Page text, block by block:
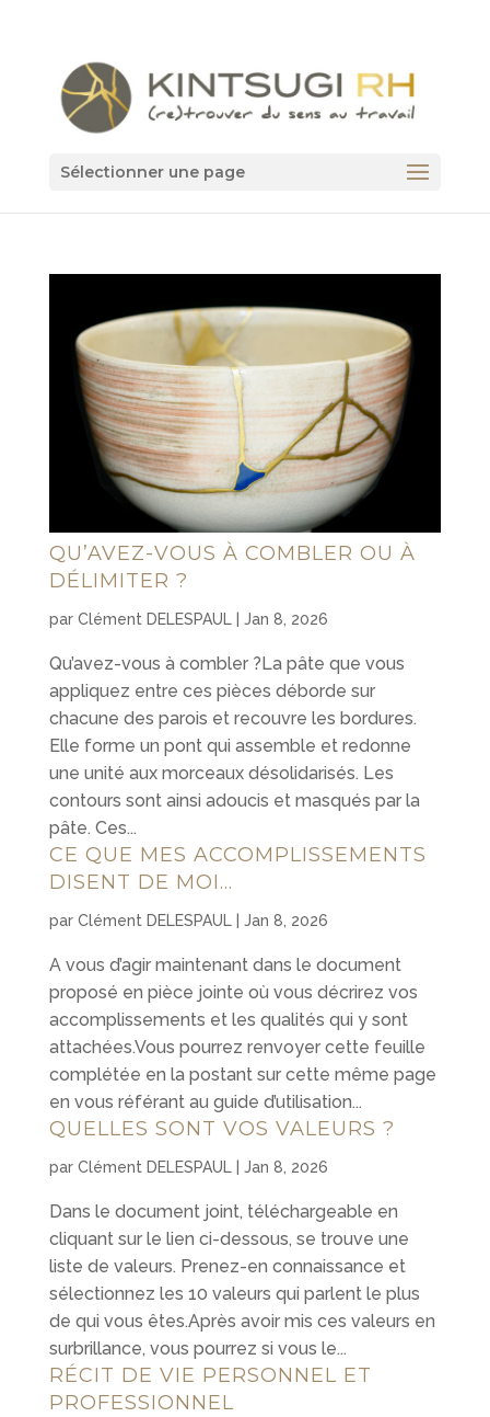
Sélectionner une page
QU’AVEZ-VOUS À COMBLER OU À
DÉLIMITER ?
par Clément DELESPAUL| Jan 8, 2026
Qu’avez-vous à combler ?La pâte que vous
appliquez entre ces pièces déborde sur
chacune des parois et recouvre les bordures.
Elle forme un pont qui assemble et redonne
une unité aux morceaux désolidarisés. Les
contours sont ainsi adoucis et masqués par la
pâte. Ces...
CE QUE MES ACCOMPLISSEMENTS
DISENT DE MOI…
par Clément DELESPAUL| Jan 8, 2026
A vous d’agir maintenant dans le document
proposé en pièce jointe où vous décrirez vos
accomplissements et les qualités qui y sont
attachées.Vous pourrez renvoyer cette feuille
complétée en la postant sur cette même page
en vous référant au guide d’utilisation...
QUELLES SONT VOS VALEURS ?
par Clément DELESPAUL| Jan 8, 2026
Dans le document joint, téléchargeable en
cliquant sur le lien ci-dessous, se trouve une
liste de valeurs. Prenez-en connaissance et
sélectionnez les 10 valeurs qui parlent le plus
de qui vous êtes.Après avoir mis ces valeurs en
surbrillance, vous pourrez si vous le...
RÉCIT DE VIE PERSONNEL ET
PROFESSIONNEL